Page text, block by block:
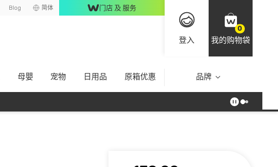
Blog 简体 门店 及 服务
登入
0
我的购物袋
母嬰 宠物 日用品 原箱优惠 品牌